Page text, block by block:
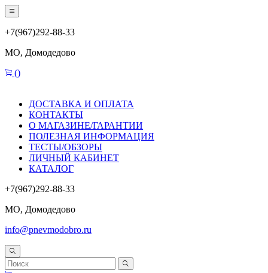
+7(967)292-88-33
МО, Домодедово
()
ДОСТАВКА И ОПЛАТА
КОНТАКТЫ
О МАГАЗИНЕ/ГАРАНТИИ
ПОЛЕЗНАЯ ИНФОРМАЦИЯ
ТЕСТЫ/ОБЗОРЫ
ЛИЧНЫЙ КАБИНЕТ
КАТАЛОГ
+7(967)292-88-33
МО, Домодедово
info@pnevmodobro.ru